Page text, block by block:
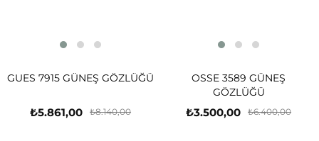
GUES 7915 GÜNEŞ GÖZLÜĞÜ
₺5.861,00 ₺8.140,00
OSSE 3589 GÜNEŞ
GÖZLÜĞÜ
₺3.500,00 ₺6.400,00